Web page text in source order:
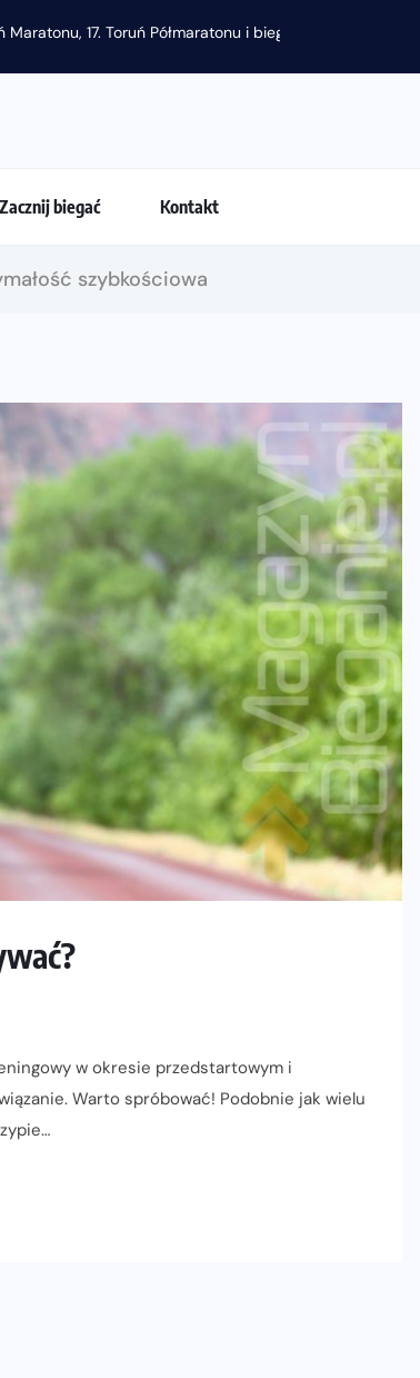
17. Toruń Półmaratonu i biegu na 5 km
Zacznij biegać Kontakt
szybkościowa
w okresie przedstartowym i
Warto spróbować! Podobnie jak wielu